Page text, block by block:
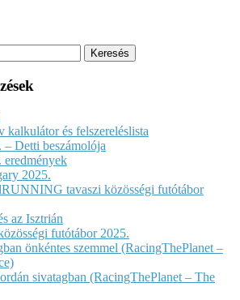
kalkulátor és felszereléslista
Detti beszámolója
eredmények
2025.
tavaszi közösségi futótábor
az Isztrián
futótábor 2025.
önkéntes szemmel (RacingThePlanet –
sivatagban (RacingThePlanet – The